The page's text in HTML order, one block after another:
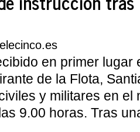
en primer lugar
de la Flota,
y militares en el
9.00 horas. Tras